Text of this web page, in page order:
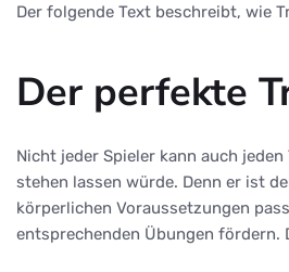
Der folgende Text beschreibt, wie
Der perfekte
Nicht jeder Spieler kann auch
stehen lassen würde. Denn er ist
körperlichen Voraussetzungen
entsprechenden Übungen fördern.